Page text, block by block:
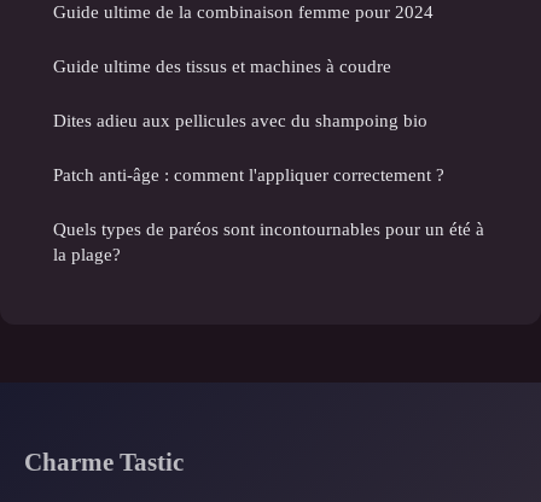
Guide ultime de la combinaison femme pour 2024
Guide ultime des tissus et machines à coudre
Dites adieu aux pellicules avec du shampoing bio
Patch anti-âge : comment l'appliquer correctement ?
Quels types de paréos sont incontournables pour un été à
la plage?
Charme Tastic